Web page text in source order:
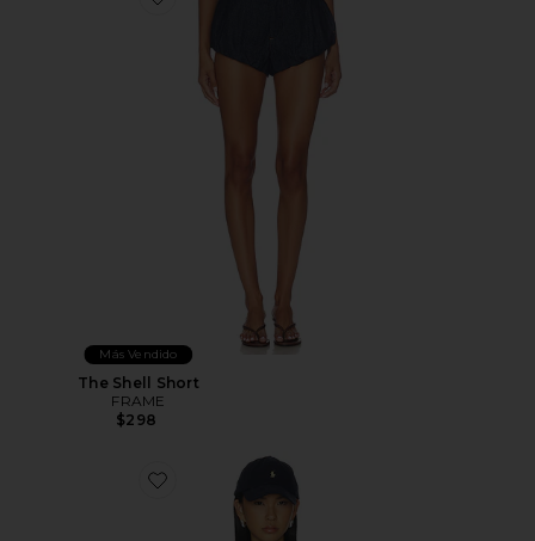
Favorite The Shell Short
Más Vendido
The Shell Short
FRAME
$298
Favorite CÁRDIGAN DE ALGODÓN DE MANGA